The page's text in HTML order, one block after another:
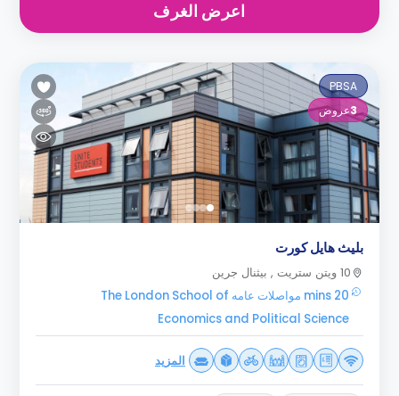
اعرض الغرف
PBSA
3عروض
بليث هايل كورت
10 ويتن ستريت , بيثنال جرين
20 mins مواصلات عامه The London School of
Economics and Political Science
المزيد